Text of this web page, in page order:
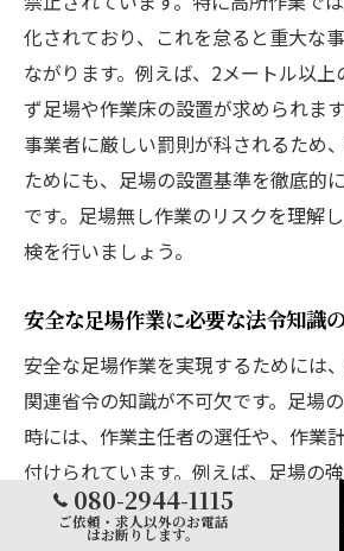
化されており、これを怠ると重大な
ながります。例えば、2メートル以
ず足場や作業床の設置が求められま
事業者に厳しい罰則が科されるため
ためにも、足場の設置基準を徹底的
です。足場無し作業のリスクを理解
検を行いましょう。
安全な足場作業に必要な法令知識
安全な足場作業を実現するためには
関連省令の知識が不可欠です。足場
時には、作業主任者の選任や、作業
付けられています。例えば、足場の
な点検の義務も明記されています。
することで、作業員の安全確保と違
080-2944-1115
ご依頼・求人以外のお電話
はお断りします。